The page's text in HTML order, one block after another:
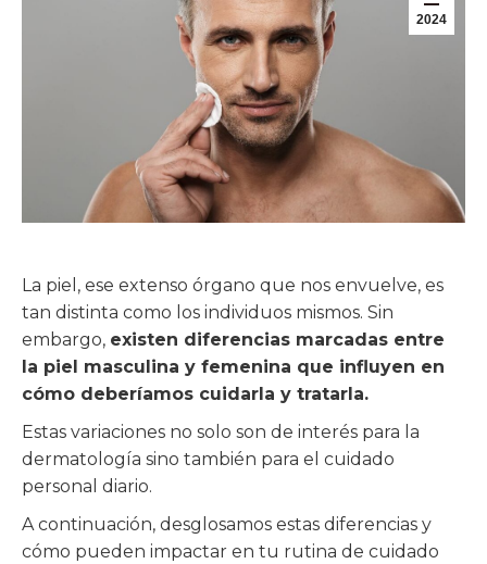
2024
La piel, ese extenso órgano que nos envuelve, es
tan distinta como los individuos mismos. Sin
embargo, existen diferencias marcadas entre
la piel masculina y femenina que influyen en
cómo deberíamos cuidarla y tratarla.
Estas variaciones no solo son de interés para la
dermatología sino también para el cuidado
personal diario.
A continuación, desglosamos estas diferencias y
cómo pueden impactar en tu rutina de cuidado